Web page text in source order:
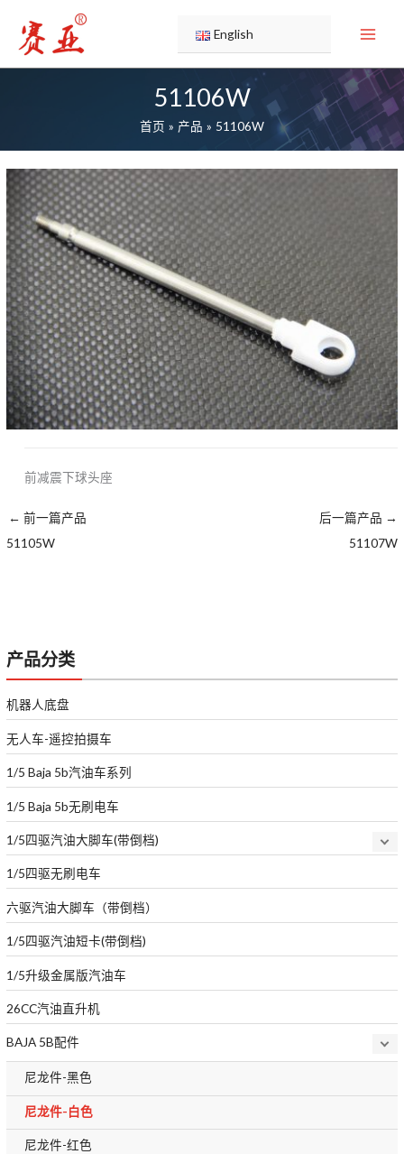
容
English
51106W
首页 产品 51106W
产品分类
机器人底盘
无人车-遥控拍摄车
1/5 Baja 5b汽油车系列
1/5 Baja 5b无刷电车
1/5四驱汽油大脚车(带倒档)
1/5四驱无刷电车
六驱汽油大脚车（带倒档）
1/5四驱汽油短卡(带倒档)
1/5升级金属版汽油车
26CC汽油直升机
BAJA 5B配件
尼龙件-黑色
尼龙件-白色
尼龙件-红色
前减震下球头座
← 前一篇产品
51105W
后一篇产品 →
51107W